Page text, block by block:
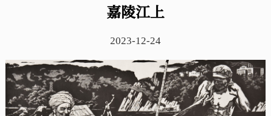
嘉陵江上
2023-12-24